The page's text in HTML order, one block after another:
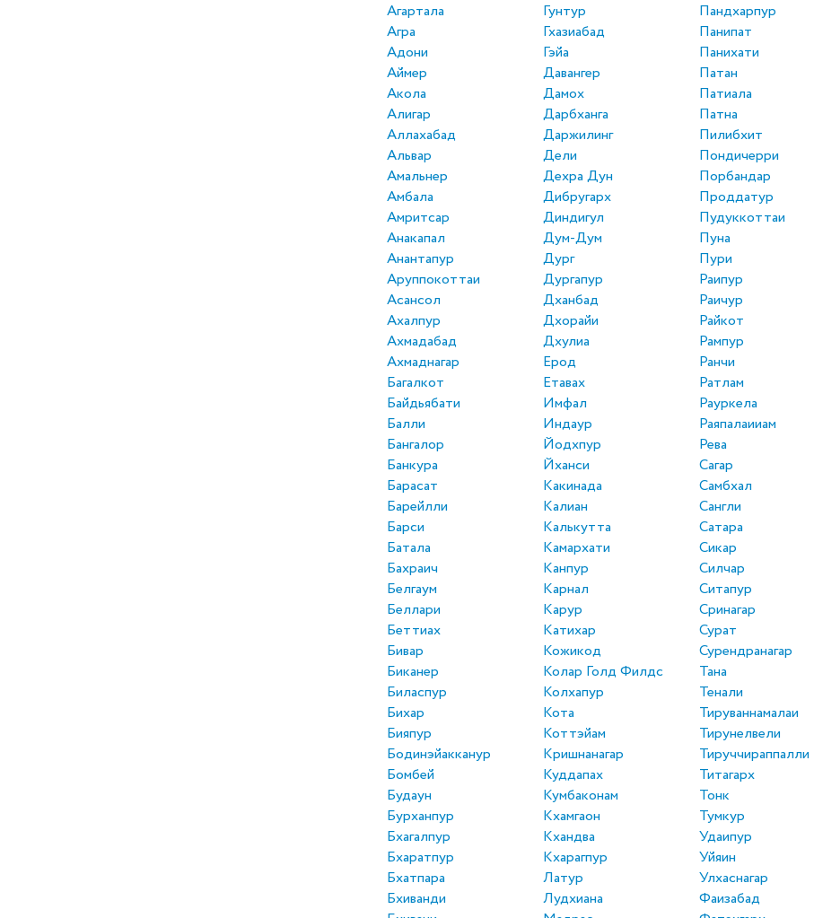
Агартала
Агра
Адони
Аймер
Акола
Алигар
Аллахабад
Альвар
Амальнер
Амбала
Амритсар
Анакапал
Анантапур
Аруппокоттаи
Асансол
Ахалпур
Ахмадабад
Ахмаднагар
Багалкот
Байдьябати
Балли
Бангалор
Банкура
Барасат
Барейлли
Барси
Батала
Бахраич
Белгаум
Беллари
Беттиах
Бивар
Биканер
Биласпур
Бихар
Бияпур
Бодинэйакканур
Бомбей
Будаун
Бурханпур
Бхагалпур
Бхаратпур
Бхатпара
Бхиванди
Гунтур
Гхазиабад
Гэйа
Давангер
Дамох
Дарбханга
Даржилинг
Дели
Дехра Дун
Дибругарх
Диндигул
Дум-Дум
Дург
Дургапур
Дханбад
Дхорайи
Дхулиа
Ерод
Етавах
Имфал
Индаур
Йодхпур
Йханси
Какинада
Калиан
Калькутта
Камархати
Канпур
Карнал
Карур
Катихар
Кожикод
Колар Голд Филдс
Колхапур
Кота
Коттэйам
Кришнанагар
Куддапах
Кумбаконам
Кхамгаон
Кхандва
Кхарагпур
Латур
Лудхиана
Пандхарпур
Панипат
Панихати
Патан
Патиала
Патна
Пилибхит
Пондичерри
Порбандар
Проддатур
Пудуккоттаи
Пуна
Пури
Раипур
Раичур
Райкот
Рампур
Ранчи
Ратлам
Рауркела
Раяпалаииам
Рева
Сагар
Самбхал
Сангли
Сатара
Сикар
Силчар
Ситапур
Сринагар
Сурат
Сурендранагар
Тана
Тенали
Тируваннамалаи
Тирунелвели
Тируччираппалли
Титагарх
Тонк
Тумкур
Удаипур
Уйяин
Улхаснагар
Фаизабад